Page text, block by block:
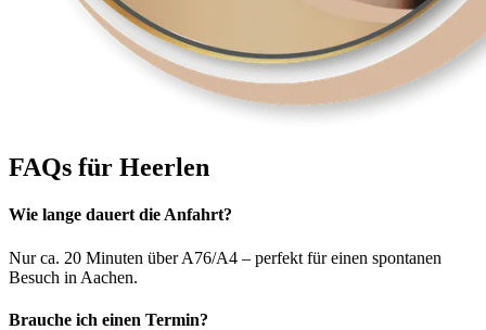
FAQs für Heerlen
Wie lange dauert die Anfahrt?
Nur ca. 20 Minuten über A76/A4 – perfekt für einen spontanen
Besuch in Aachen.
Brauche ich einen Termin?